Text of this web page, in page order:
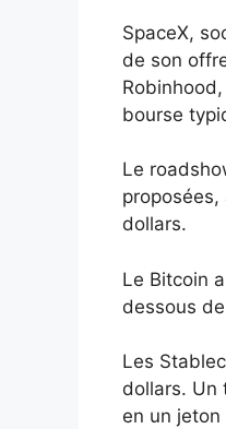
SpaceX,
de son
bourse
Le
proposées,
dollars.
Le Bitcoin
dessous
Les
dollars. Un
en un jeton